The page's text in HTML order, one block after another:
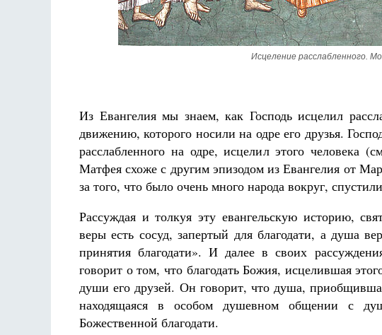
Исцеление расслабленного.
Из Евангелия мы знаем, как Господь исцелил
движению, которого носили на одре его друзья.
расслабленного на одре, исцелил этого человека
Матфея схоже с другим эпизодом из Евангелия от
за того, что было очень много народа вокруг,
Рассуждая и толкуя эту евангельскую историю,
веры есть сосуд, запертый для благодати, а душа
принятия благодати». И далее в своих
говорит о том, что благодать Божия, исцелившая
души его друзей. Он говорит, что душа,
находящаяся в особом душевном общении с
Божественной благодати.